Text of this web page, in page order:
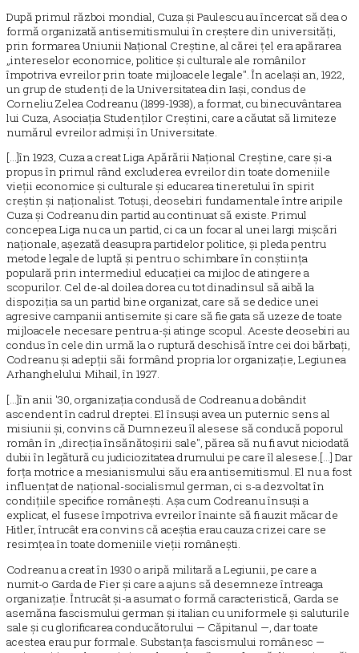
După primul război mondial, Cuza și Paulescu au încercat să dea o
formă organizată antisemitismului în creștere din universități,
prin formarea Uniunii Național Creștine, al cărei țel era apărarea
„intereselor economice, politice și culturale ale românilor
împotriva evreilor prin toate mijloacele legale". În același an, 1922,
un grup de studenți de la Universitatea din Iași, condus de
Corneliu Zelea Codreanu (1899-1938), a format, cu binecuvântarea
lui Cuza, Asociația Studenților Creștini, care a căutat să limiteze
numărul evreilor admiși în Universitate.
[...]în 1923, Cuza a creat Liga Apărării Național Creștine, care și-a
propus în primul rând excluderea evreilor din toate domeniile
vieții economice și culturale și educarea tineretului în spirit
creștin și naționalist. Totuși, deosebiri fundamentale între aripile
Cuza și Codreanu din partid au continuat să existe. Primul
concepea Liga nu ca un partid, ci ca un focar al unei largi mișcări
naționale, așezată deasupra partidelor politice, și pleda pentru
metode legale de luptă și pentru o schimbare în conștiința
populară prin intermediul educației ca mijloc de atingere a
scopurilor. Cel de-al doilea dorea cu tot dinadinsul să aibă la
dispoziția sa un partid bine organizat, care să se dedice unei
agresive campanii antisemite și care să fie gata să uzeze de toate
mijloacele necesare pentru a-și atinge scopul. Aceste deosebiri au
condus în cele din urmă la o ruptură deschisă între cei doi bărbați,
Codreanu și adepții săi formând propria lor organizație, Legiunea
Arhanghelului Mihail, în 1927.
[...]în anii '30, organizația condusă de Codreanu a dobândit
ascendent în cadrul dreptei. El însuși avea un puternic sens al
misiunii și, convins că Dumnezeu îl alesese să conducă poporul
român în „direcția însănătoșirii sale", părea să nu fi avut niciodată
dubii în legătură cu judiciozitatea drumului pe care îl alesese.[...] Dar
forța motrice a mesianismului său era antisemitismul. El nu a fost
influențat de național-socialismul german, ci s-a dezvoltat în
condițiile specifice românești. Așa cum Codreanu însuși a
explicat, el fusese împotriva evreilor înainte să fi auzit măcar de
Hitler, întrucât era convins că aceștia erau cauza crizei care se
resimțea în toate domeniile vieții românești.
Codreanu a creat în 1930 o aripă militară a Legiunii, pe care a
numit-o Garda de Fier și care a ajuns să desemneze întreaga
organizație. Întrucât și-a asumat o formă caracteristică, Garda se
asemăna fascismului german și italian cu uniformele și saluturile
sale și cu glorificarea conducătorului — Căpitanul —, dar toate
acestea erau pur formale. Substanța fascismului românesc —